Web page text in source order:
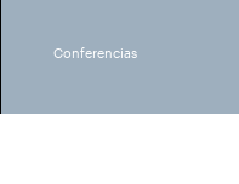
Conferencias